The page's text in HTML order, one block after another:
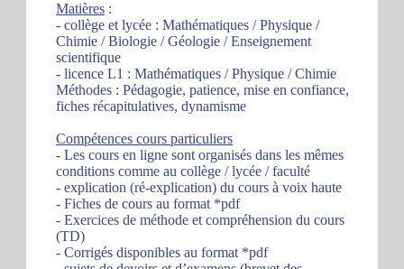
Matières :
- collège et lycée : Mathématiques / Physique /
Chimie / Biologie / Géologie / Enseignement
scientifique
- licence L1 : Mathématiques / Physique / Chimie
Méthodes : Pédagogie, patience, mise en confiance,
fiches récapitulatives, dynamisme
Compétences cours particuliers
- Les cours en ligne sont organisés dans les mêmes
conditions comme au collège / lycée / faculté
- explication (ré-explication) du cours à voix haute
- Fiches de cours au format *pdf
- Exercices de méthode et compréhension du cours
(TD)
- Corrigés disponibles au format *pdf